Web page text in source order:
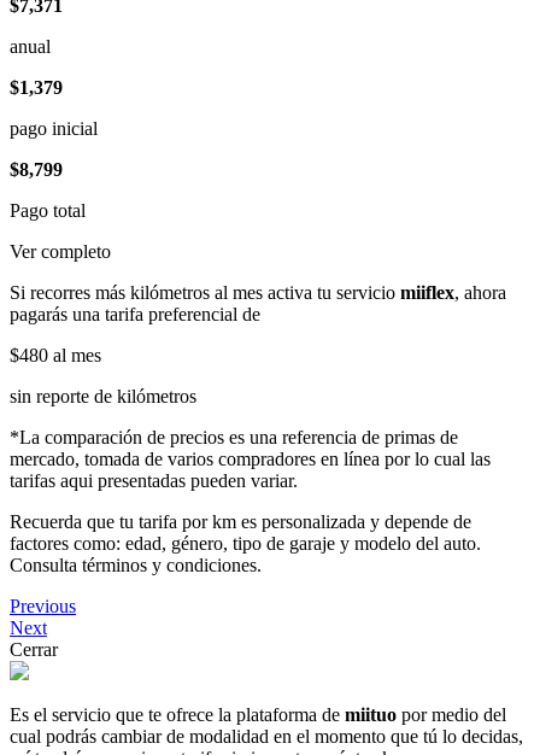
$7,371
anual
$1,379
pago inicial
$8,799
Pago total
Ver completo
Si recorres más kilómetros al mes activa tu servicio miiflex, ahora
pagarás una tarifa preferencial de
$480 al mes
sin reporte de kilómetros
*La comparación de precios es una referencia de primas de
mercado, tomada de varios compradores en línea por lo cual las
tarifas aqui presentadas pueden variar.
Recuerda que tu tarifa por km es personalizada y depende de
factores como: edad, género, tipo de garaje y modelo del auto.
Consulta términos y condiciones.
Previous
Next
Cerrar
Es el servicio que te ofrece la plataforma de miituo por medio del
cual podrás cambiar de modalidad en el momento que tú lo decidas,